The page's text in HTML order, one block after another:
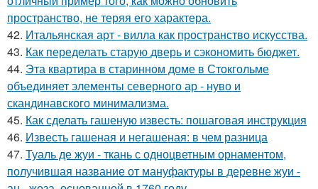
пространство, не теряя его характера.
42. Итальянская арт - вилла как пространство искусства.
43. Как переделать старую дверь и сэкономить бюджет.
44. Эта квартира в старинном доме в Стокгольме
объединяет элементы северного ар - нуво и
скандинавского минимализма.
45. Как сделать гашеную известь: пошаговая инструкция
46. Известь гашеная и негашеная: в чем разница
47. Туаль де жуи - ткань с одноцветным орнаментом,
получившая название от мануфактуры в деревне жуи -